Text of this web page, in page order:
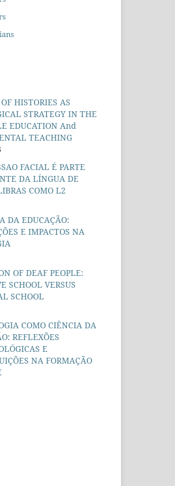
HISTORIES AS
STRATEGY IN THE
EDUCATION And
TEACHING
FACIAL É PARTE
DA LÍNGUA DE
COMO L2
DA EDUCAÇÃO:
E IMPACTOS NA
OF DEAF PEOPLE:
SCHOOL VERSUS
SCHOOL
COMO CIÊNCIA DA
REFLEXÕES
E
NA FORMAÇÃO